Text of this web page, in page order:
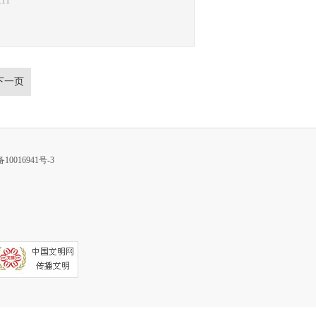
一页
10016941号-3